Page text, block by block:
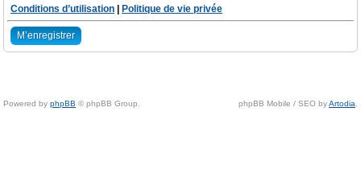
Conditions d’utilisation
Politique de vie privée
M’enregistrer
Powered by phpBB © phpBB Group. phpBB Mobile / SEO byArtodia